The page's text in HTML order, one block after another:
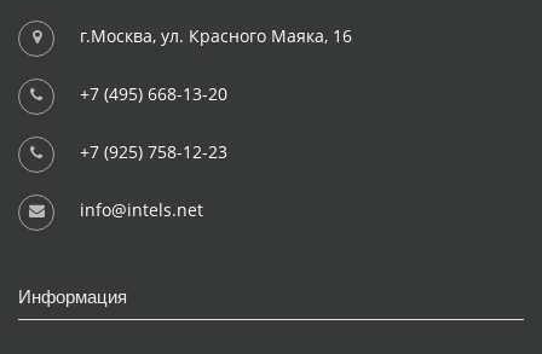
г.Москва, ул. Красного Маяка, 16
+7 (495) 668-13-20
+7 (925) 758-12-23
info@intels.net
Информация